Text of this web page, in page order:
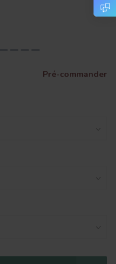
Pré-commander